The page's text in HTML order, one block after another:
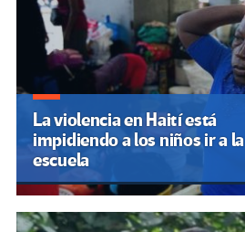
La violencia en Haití está
impidiendo a los niños ir a la
escuela